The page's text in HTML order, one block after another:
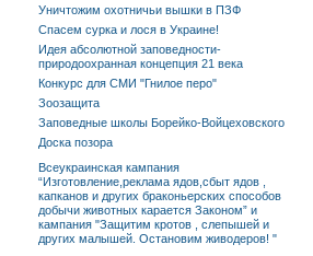
Уничтожим охотничьи вышки в ПЗФ
Спасем сурка и лося в Украине!
Идея абсолютной заповедности-
природоохранная концепция 21 века
Конкурс для СМИ "Гнилое перо"
Зоозащита
Заповедные школы Борейко-Войцеховского
Доска позора
Всеукраинская кампания
“Изготовление,реклама ядов,сбыт ядов ,
капканов и других браконьерских способов
добычи животных карается Законом” и
кампания "Защитим кротов , слепышей и
других малышей. Остановим живодеров! "